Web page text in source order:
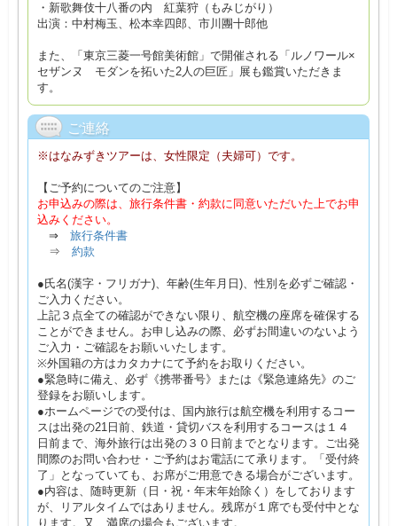
・新歌舞伎十八番の内 紅葉狩（もみじがり）
出演：中村梅玉、松本幸四郎、市川團十郎他
また、「東京三菱一号館美術館」で開催される「ルノワール×
セザンヌ モダンを拓いた2人の巨匠」展も鑑賞いただきま
す。
ご連絡
※はなみずきツアーは、女性限定（夫婦可）です。
【ご予約についてのご注意】
お申込みの際は、旅行条件書・約款に同意いただいた上でお申
込みください。
⇒ 旅行条件書
⇒ 約款
●氏名(漢字・フリガナ)、年齢(生年月日)、性別を必ずご確認・
ご入力ください。
上記３点全ての確認ができない限り、航空機の座席を確保する
ことができません。お申し込みの際、必ずお間違いのないよう
ご入力・ご確認をお願いいたします。
※外国籍の方はカタカナにて予約をお取りください。
●緊急時に備え、必ず《携帯番号》または《緊急連絡先》のご
登録をお願いします。
●ホームページでの受付は、国内旅行は航空機を利用するコー
スは出発の21日前、鉄道・貸切バスを利用するコースは１４
日前まで、海外旅行は出発の３０日前までとなります。ご出発
間際のお問い合わせ・ご予約はお電話にて承ります。「受付終
了」となっていても、お席がご用意できる場合がございます。
●内容は、随時更新（日・祝・年末年始除く）をしております
が、リアルタイムではありません。残席が１席でも受付中とな
ります。又、満席の場合もございます。